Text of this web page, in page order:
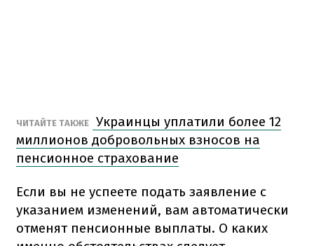
ЧИТАЙТЕ ТАКЖЕ
Украинцы уплатили более 12
миллионов добровольных взносов на
пенсионное страхование
Если вы не успеете подать заявление с
указанием изменений, вам автоматически
отменят пенсионные выплаты. О каких